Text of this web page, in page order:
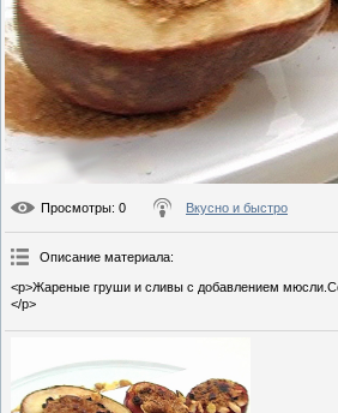
Просмотры: 0 Вкусно и быстро
Описание материала:
<p>Жареные груши и сливы с добавлением
</p>